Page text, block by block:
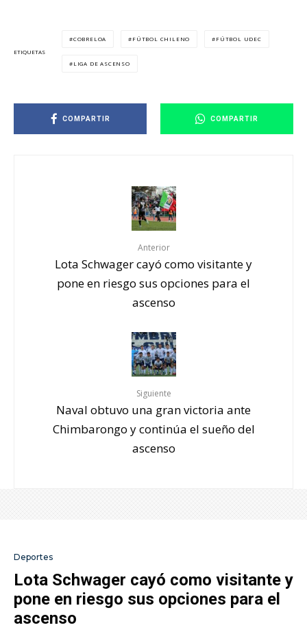
ETIQUETAS
COBRELOA FÚTBOL CHILENO FÚTBOL UDEC
LIGA DE ASCENSO
COMPARTIR COMPARTIR
Anterior
Lota Schwager cayó como visitante y
pone en riesgo sus opciones para el
ascenso
Siguiente
Naval obtuvo una gran victoria ante
Chimbarongo y continúa el sueño del
ascenso
Deportes
Lota Schwager cayó como visitante y
pone en riesgo sus opciones para el
ascenso